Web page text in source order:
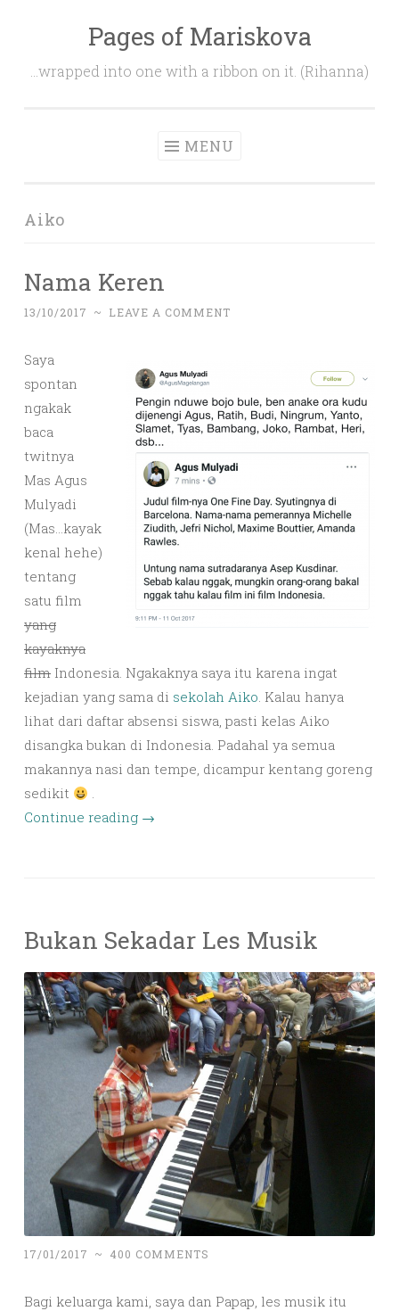
content
Pages of Mariskova
…wrapped into one with a ribbon on it. (Rihanna)
MENU
Aiko
Nama Keren
13/10/2017 ~ LEAVE A COMMENT
Saya
spontan
ngakak
baca
twitnya
Mas Agus
Mulyadi
(Mas…kayak
kenal hehe)
tentang
satu film
yang
kayaknya
film Indonesia. Ngakaknya saya itu karena ingat
kejadian yang sama di sekolah Aiko. Kalau hanya
lihat dari daftar absensi siswa, pasti kelas Aiko
disangka bukan di Indonesia. Padahal ya semua
makannya nasi dan tempe, dicampur kentang goreng
sedikit
.
Continue reading →
Bukan Sekadar Les Musik
17/01/2017 ~ 400 COMMENTS
Bagi keluarga kami, saya dan Papap, les musik itu